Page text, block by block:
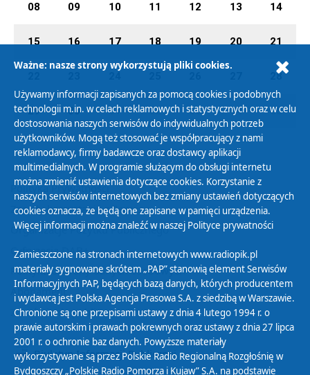
08 09 10 11 12 13 14
15 16 17 18 19 20 21
28
29 30 01 02 03 04 05
Polityka Prywatności
Zasady korzystania z Serwisu
Organizacje Pożytku Publicznego
Cyfryzacja DAB+
Polityka ochrony danych osobowych
Abonament
Zamówienia publiczne
Biuletyn Informacji Publicznej
Ważne: nasze strony wykorzystują pliki cookies.
Używamy informacji zapisanych za pomocą cookies i podobnych
technologii m.in. w celach reklamowych i statystycznych oraz w celu
dostosowania naszych serwisów do indywidualnych potrzeb
użytkowników. Mogą też stosować je współpracujący z nami
reklamodawcy, firmy badawcze oraz dostawcy aplikacji
multimedialnych. W programie służącym do obsługi internetu
można zmienić ustawienia dotyczące cookies. Korzystanie z
naszych serwisów internetowych bez zmiany ustawień dotyczących
cookies oznacza, że będą one zapisane w pamięci urządzenia.
Więcej informacji można znaleźć w naszej Polityce prywatności
Zamieszczone na stronach internetowych www.radiopik.pl
materiały sygnowane skrótem „PAP” stanowią element Serwisów
Informacyjnych PAP, będących bazą danych, których producentem
i wydawcą jest Polska Agencja Prasowa S.A. z siedzibą w Warszawie.
Chronione są one przepisami ustawy z dnia 4 lutego 1994 r. o
prawie autorskim i prawach pokrewnych oraz ustawy z dnia 27 lipca
2001 r. o ochronie baz danych. Powyższe materiały
wykorzystywane są przez Polskie Radio Regionalną Rozgłośnię w
Bydgoszczy „Polskie Radio Pomorza i Kujaw” S.A. na podstawie